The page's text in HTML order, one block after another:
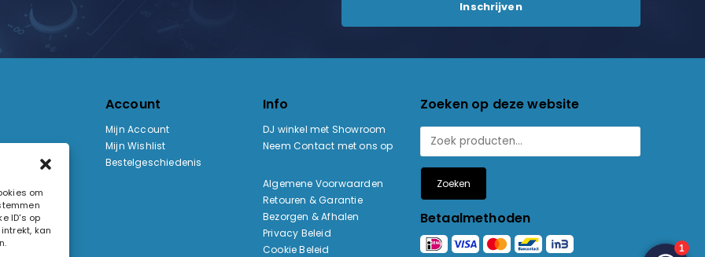
om
ID's op
kan
Account
Mijn Account
Mijn Wishlist
Bestelgeschiedenis
Info
DJ winkel met Showroom
Neem Contact met ons op
Algemene Voorwaarden
Retouren & Garantie
Bezorgen & Afhalen
Privacy Beleid
Cookie Beleid
Zoeken op deze website
Zoeken
Betaalmethoden